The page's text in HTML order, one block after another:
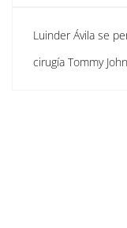
Luinder Ávila se
cirugía Tommy John